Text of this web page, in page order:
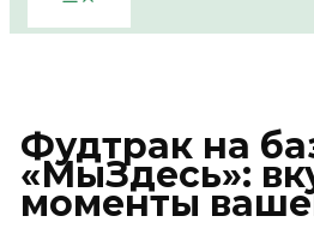
Фудтрак на
«МыЗдесь»:
моменты